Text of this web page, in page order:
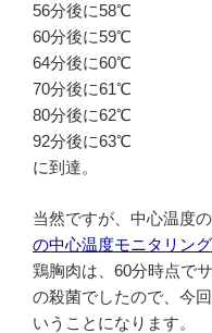
56分後に58℃
60分後に59℃
64分後に60℃
70分後に61℃
80分後に62℃
92分後に63℃
に到達。
当然ですが、中心温度
の中心温度モニタリング
鶏胸肉は、60分時点で
の殺菌でしたので、今
いうことになります。